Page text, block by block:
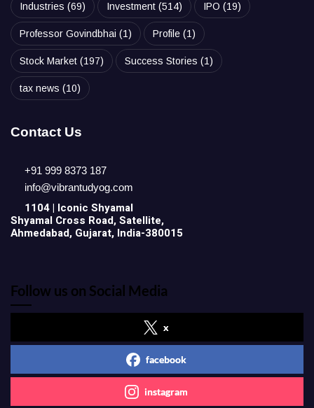
Industries (69) Investment (514) IPO (19)
Professor Govindbhai (1) Profile (1)
Stock Market (197) Success Stories (1)
tax news (10)
Contact Us
+91 999 8373 187
info@vibrantudyog.com
1104 | Iconic Shyamal
Shyamal Cross Road, Satellite,
Ahmedabad, Gujarat, India-380015
Follow us on Social Media
x
facebook
instagram